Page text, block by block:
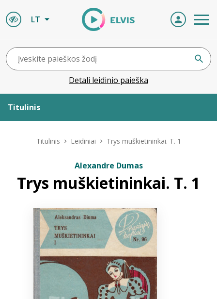
LT
Detali leidinio paieška
Titulinis
ELVIS atvyksta
Naujienos
Bibliotekoms
Titulinis Leidiniai Trys muškietininkai. T. 1
Alexandre Dumas
Trys muškietininkai. T. 1